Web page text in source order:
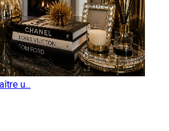
u...